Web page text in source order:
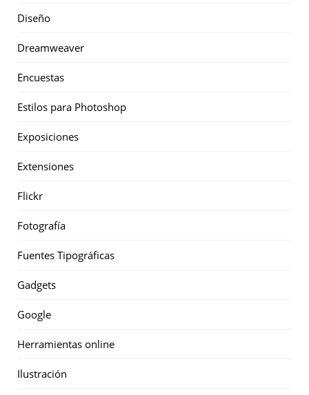
Diseño
Dreamweaver
Encuestas
Estilos para Photoshop
Exposiciones
Extensiones
Flickr
Fotografía
Fuentes Tipográficas
Gadgets
Google
Herramientas online
Ilustración